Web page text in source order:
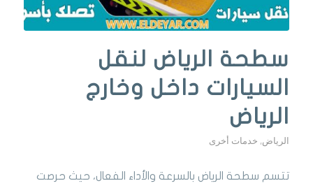
سطحة الرياض لنقل
السيارات داخل وخارج
الرياض
الرياض, خدمات أخرى
تتسم سطحة الرياض بالسرعة والأداء الفعال، حيث حرصت